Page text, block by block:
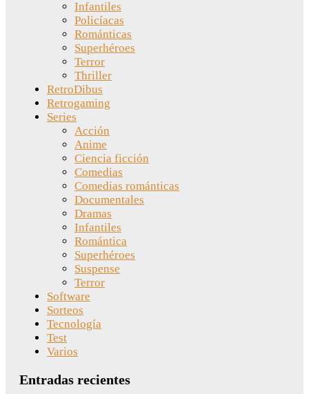
Infantiles
Policíacas
Románticas
Superhéroes
Terror
Thriller
RetroDibus
Retrogaming
Series
Acción
Anime
Ciencia ficción
Comedias
Comedias románticas
Documentales
Dramas
Infantiles
Romántica
Superhéroes
Suspense
Terror
Software
Sorteos
Tecnología
Test
Varios
Entradas recientes